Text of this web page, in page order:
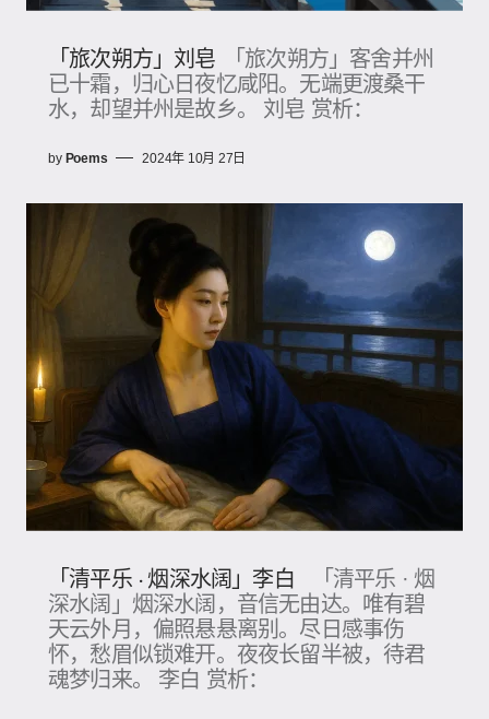
「旅次朔方」刘皂
「旅次朔方」客舍并州
已十霜，归心日夜忆咸阳。无端更渡桑干
水，却望并州是故乡。 刘皂 赏析：
by Poems 2024年 10月 27日
「清平乐 · 烟深水阔」李白
「清平乐 · 烟
深水阔」烟深水阔，音信无由达。唯有碧
天云外月，偏照悬悬离别。尽日感事伤
怀，愁眉似锁难开。夜夜长留半被，待君
魂梦归来。 李白 赏析：